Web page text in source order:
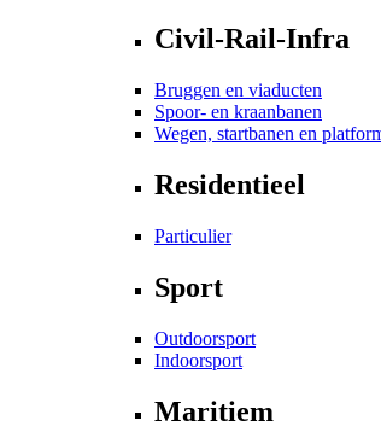
Civil-Rail-Infra
Bruggen en viaducten
Spoor- en kraanbanen
Wegen, startbanen en
Residentieel
Particulier
Sport
Outdoorsport
Indoorsport
Maritiem